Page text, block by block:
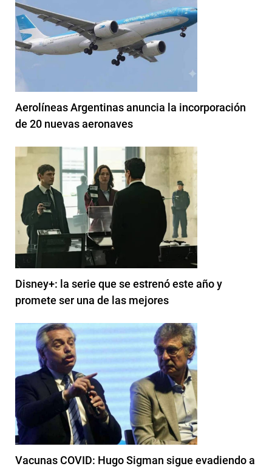
Aerolíneas Argentinas anuncia la incorporación
de 20 nuevas aeronaves
Disney+: la serie que se estrenó este año y
promete ser una de las mejores
Vacunas COVID: Hugo Sigman sigue evadiendo a